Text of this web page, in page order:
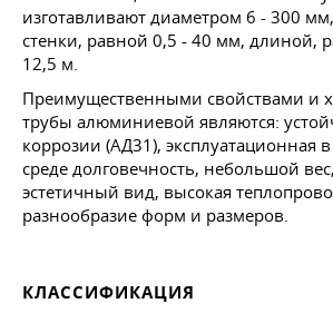
изготавливают диаметром 6 - 300
стенки, равной 0,5 - 40 мм, длиной,
12,5 м.
Преимущественными свойствами и
трубы алюминиевой являются:
коррозии (АД31), эксплуатационная
среде долговечность, небольшой
эстетичный вид, высокая
разнообразие форм и размеров.
КЛАССИФИКАЦИЯ